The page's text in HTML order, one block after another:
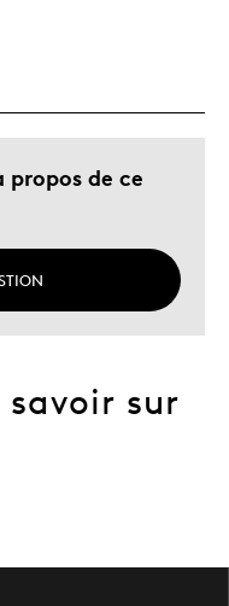
propos de ce
savoir sur